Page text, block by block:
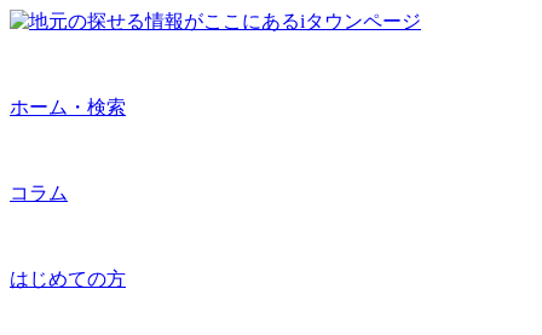
ホーム・検索
コラム
はじめての方